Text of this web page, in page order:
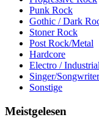
Punk Rock
Gothic / Dark
Stoner Rock
Post Rock/Metal
Hardcore
Electro / Industrial
Singer/Songwriter
Sonstige
Meistgelesen